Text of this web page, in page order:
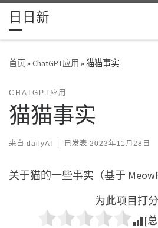
Skip to content
日日新
首页»ChatGPT应用 »猫猫事实
CHATGPT应用
猫猫事实
来自 dailyAI | 已发表 2023年11月28日
关于猫的一些事实（基于
为此项目打
[